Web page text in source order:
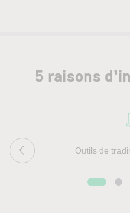
5 raisons
Outils de